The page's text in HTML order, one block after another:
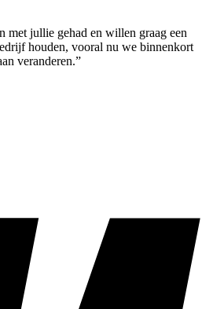
met jullie gehad en willen graag een
houden, vooral nu we binnenkort
veranderen.”